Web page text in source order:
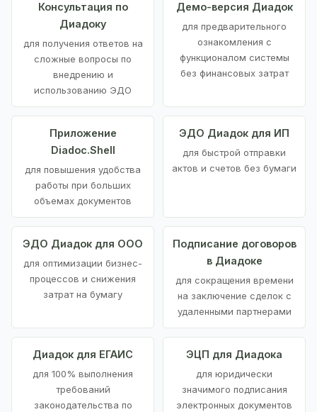
Консультация по
Диадоку
для получения ответов на
сложные вопросы по
внедрению и
использованию ЭДО
Демо-версия Диадок
для предварительного
ознакомления с
функционалом системы
без финансовых затрат
Приложение
Diadoc.Shell
для повышения удобства
работы при больших
объемах документов
ЭДО Диадок для ИП
для быстрой отправки
актов и счетов без бумаги
ЭДО Диадок для ООО
для оптимизации бизнес-
процессов и снижения
затрат на бумагу
Подписание договоров
в Диадоке
для сокращения времени
на заключение сделок с
удаленными партнерами
Диадок для ЕГАИС
для 100% выполнения
требований
законодательства по
ЭЦП для Диадока
для юридически
значимого подписания
электронных документов